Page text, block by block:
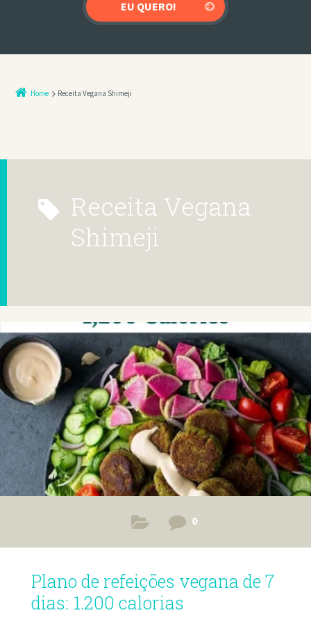
Home Receita Vegana Shimeji
Receita Vegana
Shimeji
0
Plano de refeições vegana de 7
dias: 1.200 calorias